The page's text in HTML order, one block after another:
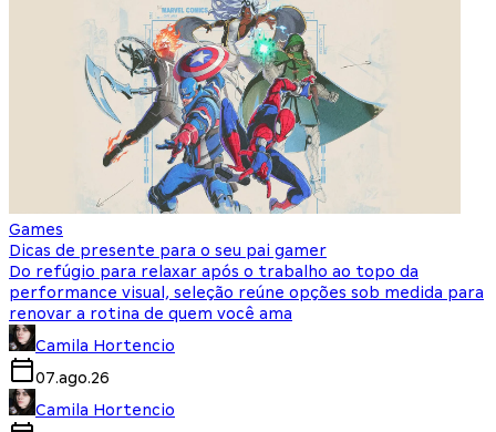
Games
Dicas de presente para o seu pai gamer
Do refúgio para relaxar após o trabalho ao topo da
performance visual, seleção reúne opções sob medida para
renovar a rotina de quem você ama
Camila Hortencio
07.ago.26
Camila Hortencio